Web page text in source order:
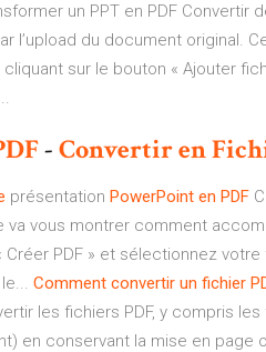
un PPT en PDF Convertir
l’upload du document original.
sur le bouton « Ajouter
-Convertiren
présentation PowerPoint en PDF
va vous montrer comment
PDF » et sélectionnez
Comment convertir un fichier
les fichiers PDF, y compris
en conservant la mise en page